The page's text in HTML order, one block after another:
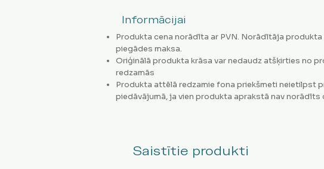
Informācijai
Produkta cena norādīta ar PVN. Norādītāja
piegādes maksa.
Oriģinālā produkta krāsa var nedaudz atšķirties no
redzamās
Produkta attēlā redzamie fona priekšmeti neietilpst
piedāvājumā, ja vien produkta aprakstā nav norādīts
Saistītie produkti